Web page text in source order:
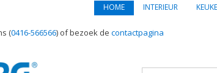
HOME INTERIEUR
(0416-566566) of bezoek de contactpagina